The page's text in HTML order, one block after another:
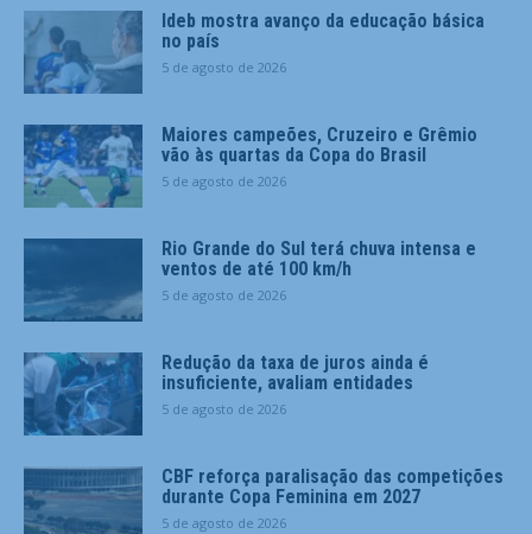
Ideb mostra avanço da educação básica
no país
5 de agosto de 2026
Maiores campeões, Cruzeiro e Grêmio
vão às quartas da Copa do Brasil
5 de agosto de 2026
Rio Grande do Sul terá chuva intensa e
ventos de até 100 km/h
5 de agosto de 2026
Redução da taxa de juros ainda é
insuficiente, avaliam entidades
5 de agosto de 2026
CBF reforça paralisação das competições
durante Copa Feminina em 2027
5 de agosto de 2026